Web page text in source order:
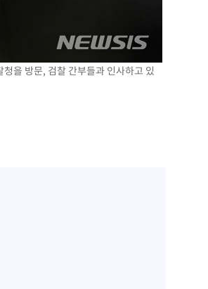
을 방문, 검찰 간부들과 인사하고 있